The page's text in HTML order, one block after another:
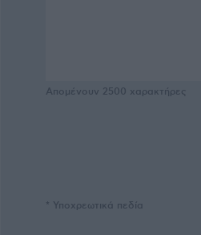
Απομένουν 2500 χαρακτήρες
* Υποχρεωτικά πεδία